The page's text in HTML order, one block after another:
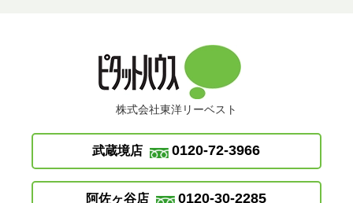
株式会社東洋リーベスト
武蔵境店 0120-72-3966
阿佐ヶ谷店 0120-30-2285